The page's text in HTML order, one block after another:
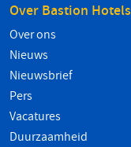
Over Bastion Hotels
Over ons
Nieuws
Nieuwsbrief
Pers
Vacatures
Duurzaamheid